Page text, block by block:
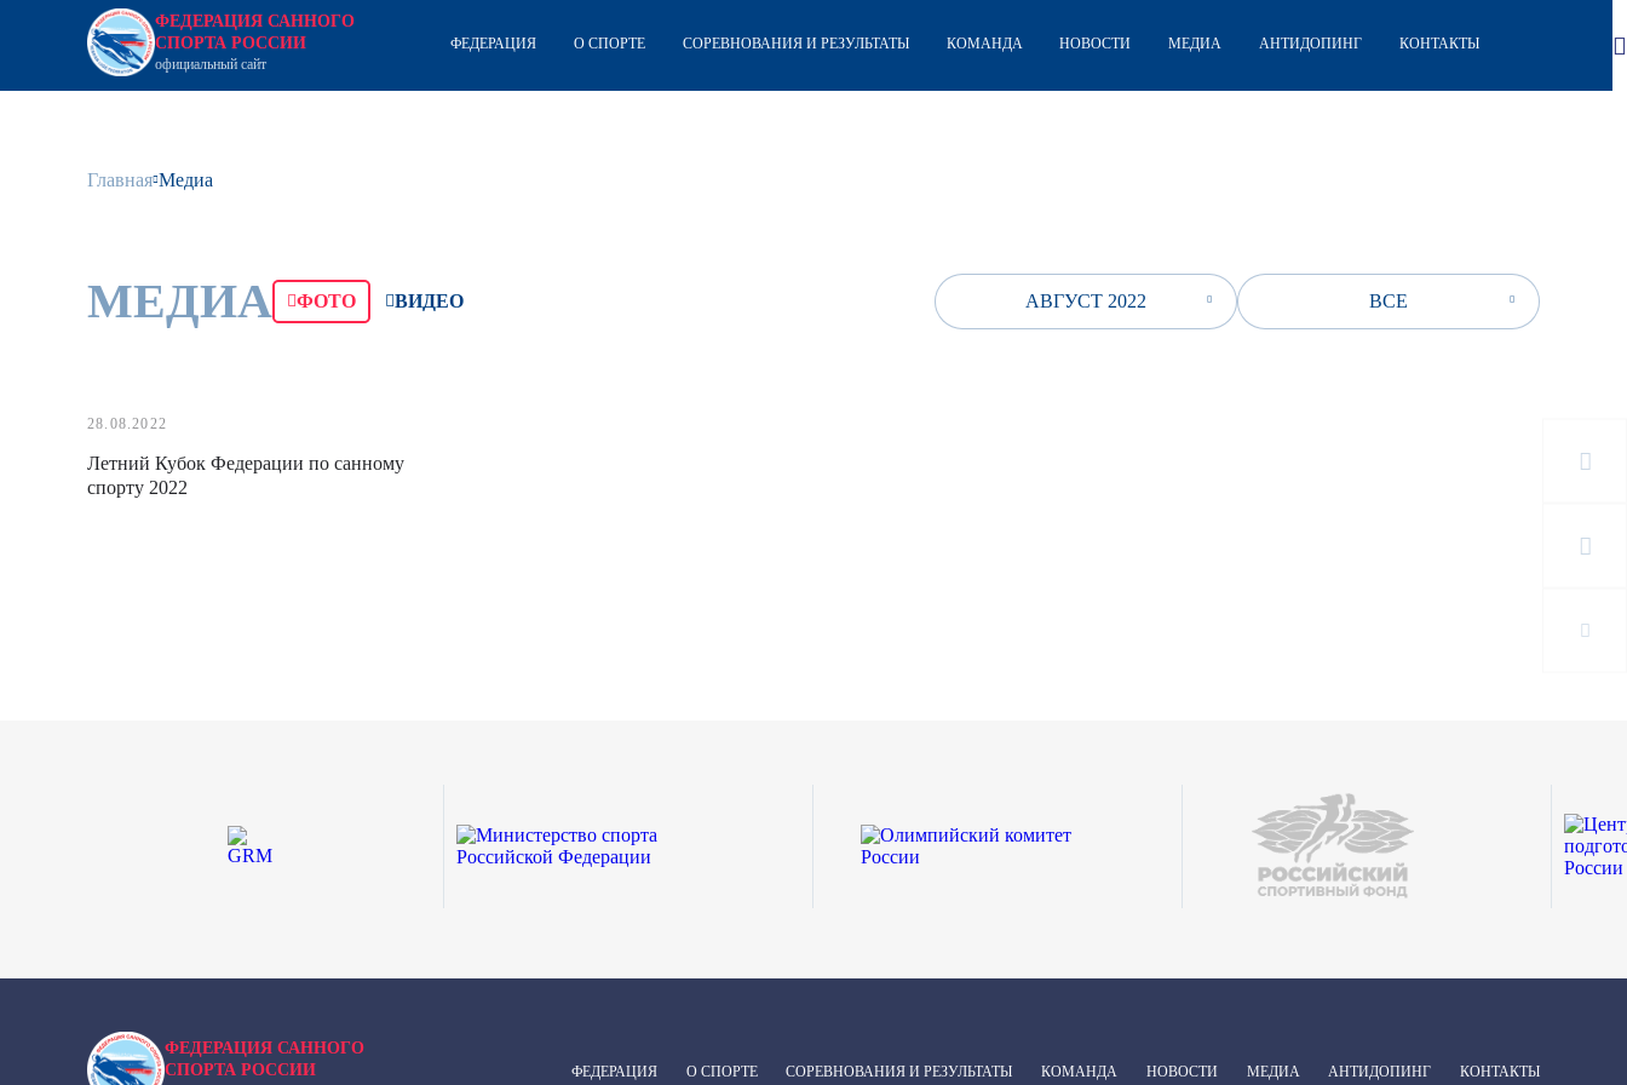
ФЕДЕРАЦИЯ САННОГО
СПОРТА РОССИИ
официальный сайт
ФЕДЕРАЦИЯ О СПОРТЕ СОРЕВНОВАНИЯ И РЕЗУЛЬТАТЫ КОМАНДА НОВОСТИ МЕДИА АНТИДОПИНГ КОНТАКТЫ
Главная Медиа
МЕДИА ФОТО ВИДЕО АВГУСТ 2022 ВСЕ
28.08.2022
Летний Кубок Федерации по санному
спорту 2022
ФЕДЕРАЦИЯ САННОГО
СПОРТА РОССИИ
ФЕДЕРАЦИЯ О СПОРТЕ СОРЕВНОВАНИЯ И РЕЗУЛЬТАТЫ КОМАНДА НОВОСТИ МЕДИА АНТИДОПИНГ КОНТАКТЫ